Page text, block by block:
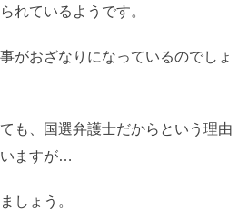
れているようです。
がおざなりになっているのでしょ
も、国選弁護士だからという理由
ますが…
しょう。